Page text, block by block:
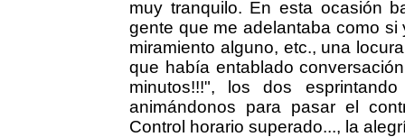
muy tranquilo. En esta ocasión
gente que me adelantaba como
miramiento alguno, etc., una
que había entablado
minutos!!!", los dos
animándonos para pasar el
Control horario superado..., la